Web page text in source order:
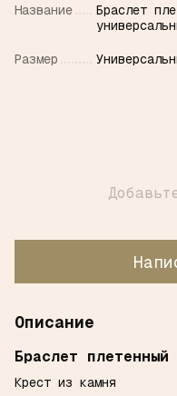
Название
Браслет
Размер
Описание
Браслет плетенный
Крест из камня